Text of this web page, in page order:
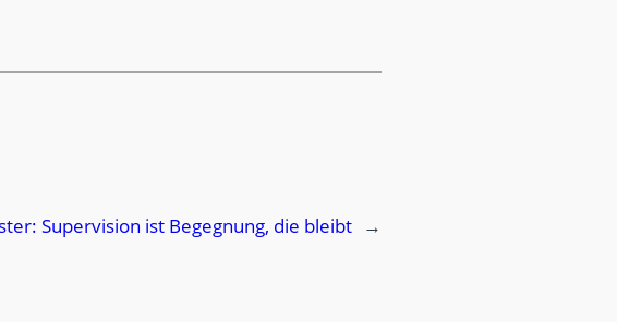
Supervision ist Begegnung, die bleibt →